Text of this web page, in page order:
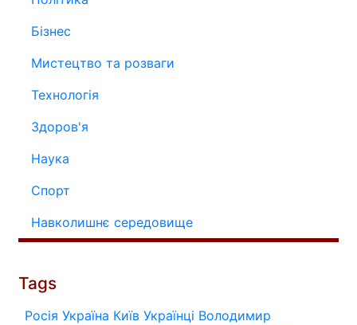
Бізнес
Мистецтво та розваги
Технологія
Здоров'я
Наука
Спорт
Навколишнє середовище
Tags
Росія Україна Київ Українці Володимир